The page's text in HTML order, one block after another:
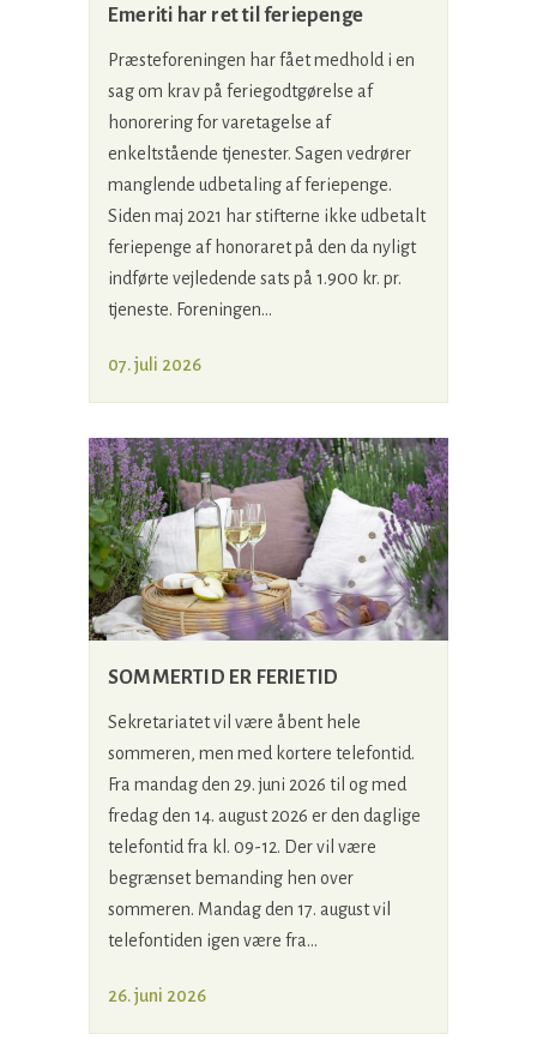
Emeriti har ret til feriepenge
Præsteforeningen har fået medhold i en
sag om krav på feriegodtgørelse af
honorering for varetagelse af
enkeltstående tjenester. Sagen vedrører
manglende udbetaling af feriepenge.
Siden maj 2021 har stifterne ikke udbetalt
feriepenge af honoraret på den da nyligt
indførte vejledende sats på 1.900 kr. pr.
tjeneste. Foreningen...
07. juli 2026
SOMMERTID ER FERIETID
Sekretariatet vil være åbent hele
sommeren, men med kortere telefontid.
Fra mandag den 29. juni 2026 til og med
fredag den 14. august 2026 er den daglige
telefontid fra kl. 09-12. Der vil være
begrænset bemanding hen over
sommeren. Mandag den 17. august vil
telefontiden igen være fra...
26. juni 2026